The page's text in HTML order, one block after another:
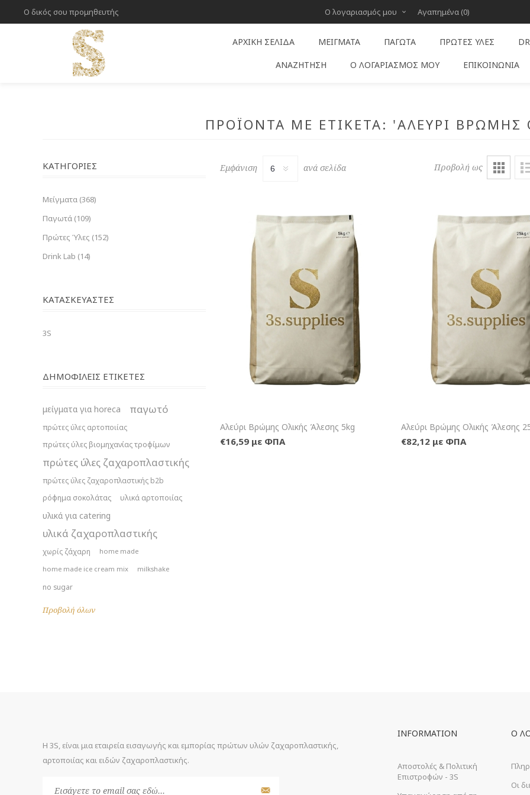
Ο δικός σου προμηθευτής Ο λογαριασμός μου Αγαπημένα (0)
ΑΡΧΙΚΉ ΣΕΛΊΔΑ ΜΕΊΓΜΑΤΑ ΠΑΓΩΤΆ ΠΡΏΤΕΣ ΎΛΕΣ
ΑΝΑΖΉΤΗΣΗ Ο ΛΟΓΑΡΙΑΣΜΌΣ ΜΟΥ ΕΠΙΚΟΙΝΩΝΊΑ
ΠΡΟΪΌΝΤΑ ΜΕ ΕΤΙΚΈΤΑ: 'ΑΛΕΎΡΙ ΒΡΏΜΗΣ
Προβολή ως
Εμφάνιση ανά σελίδα
+Καλάθι
Αλεύρι Βρώμης Ολικής Άλεσης 5kg
€16,59 με ΦΠΑ
Αλεύρι Βρώμης Ολικής Άλεσης
€82,12 με ΦΠΑ
ΚΑΤΗΓΟΡΊΕΣ
Μείγματα (368)
Παγωτά (109)
Πρώτες Ύλες (152)
Drink Lab (14)
ΚΑΤΑΣΚΕΥΑΣΤΈΣ
3S
ΔΗΜΟΦΙΛΕΙΣ ΕΤΙΚΕΤΕΣ
μείγματα για horeca παγωτό
πρώτες ύλες αρτοποιίας
πρώτες ύλες βιομηχανίας τροφίμων
πρώτες ύλες ζαχαροπλαστικής
πρώτες ύλες ζαχαροπλαστικής b2b
ρόφημα σοκολάτας υλικά αρτοποιίας
υλικά για catering
υλικά ζαχαροπλαστικής
χωρίς ζάχαρη
home made
home made ice cream mix
milkshake
no sugar
Προβολή όλων
Η 3S, είναι μια εταιρεία εισαγωγής και εμπορίας πρώτων υλών ζαχαροπλαστικής,
αρτοποιίας και ειδών ζαχαροπλαστικής.
INFORMATION
Αποστολές & Πολιτική
Επιστροφών - 3S
Ο
Οι